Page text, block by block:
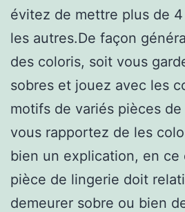
évitez de mettre plus de
les autres.De façon
des coloris, soit vous
sobres et jouez avec les
motifs de variés pièces
vous rapportez de les
bien un explication, en ce
pièce de lingerie doit
demeurer sobre ou bien